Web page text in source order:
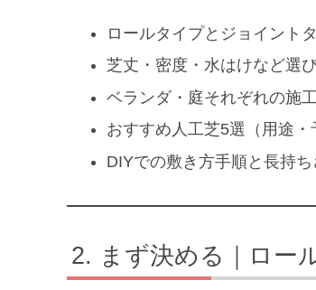
ロールタイプとジョイント
芝丈・密度・水はけなど選
ベランダ・庭それぞれの施
おすすめ人工芝5選（用途・
DIYでの敷き方手順と長持
まず決める｜ロー